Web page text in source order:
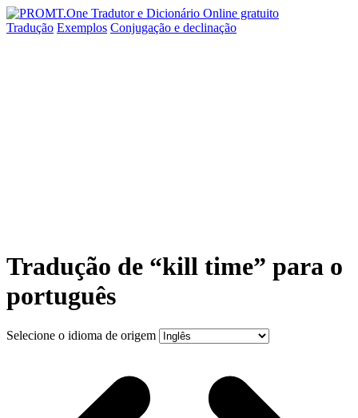
Tradução Exemplos Conjugação e declinação
Tradução de “kill time” para o
português
Selecione o idioma de origem